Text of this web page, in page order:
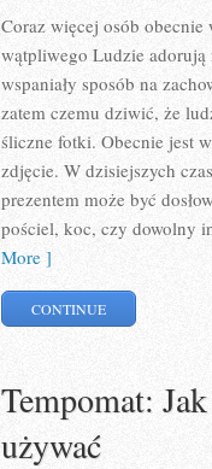
Coraz więcej osób
wątpliwego Ludzie
wspaniały sposób na
zatem czemu dziwić, że
śliczne fotki. Obecnie jest
zdjęcie. W dzisiejszych
prezentem może być
pościel, koc, czy dowolny
More ]
CONTINUE
Tempomat:
używać